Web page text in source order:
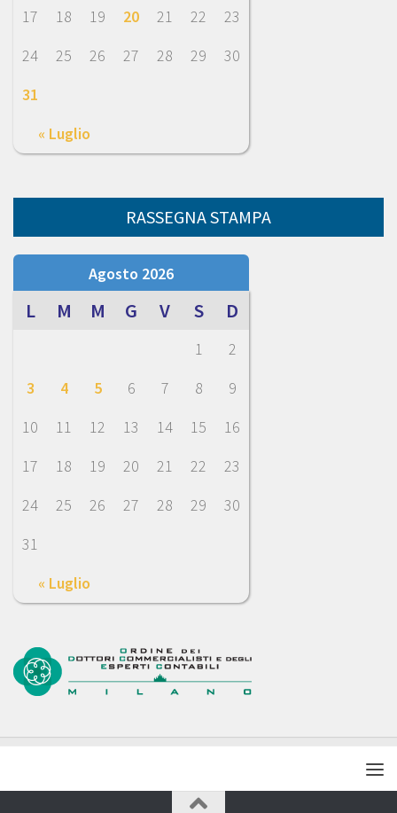
« Luglio
17
18 19 20 21 22
23
24
25 26 27 28 29
30
31
RASSEGNA STAMPA
Agosto 2026
L M M G V S D
« Luglio
1
2
3
4 5 6 7 8
9
10
11 12 13 14 15
16
17
18 19 20 21 22
23
24
25 26 27 28 29
30
31